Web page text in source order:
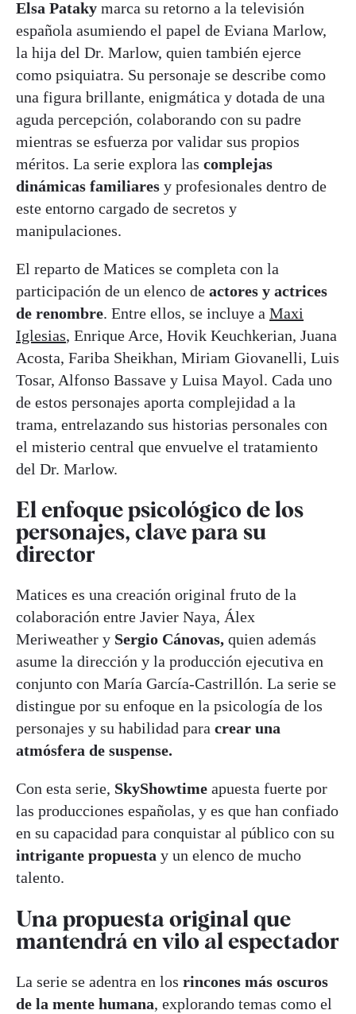
Elsa Pataky marca su retorno a la televisión
española asumiendo el papel de Eviana Marlow,
la hija del Dr. Marlow, quien también ejerce
como psiquiatra. Su personaje se describe como
una figura brillante, enigmática y dotada de una
aguda percepción, colaborando con su padre
mientras se esfuerza por validar sus propios
méritos. La serie explora las complejas
dinámicas familiares y profesionales dentro de
este entorno cargado de secretos y
manipulaciones.
El reparto de Matices se completa con la
participación de un elenco de actores y actrices
de renombre. Entre ellos, se incluye a Maxi
Iglesias, Enrique Arce, Hovik Keuchkerian, Juana
Acosta, Fariba Sheikhan, Miriam Giovanelli, Luis
Tosar, Alfonso Bassave y Luisa Mayol. Cada uno
de estos personajes aporta complejidad a la
trama, entrelazando sus historias personales con
el misterio central que envuelve el tratamiento
del Dr. Marlow.
El enfoque psicológico de los
personajes, clave para su
director
Matices es una creación original fruto de la
colaboración entre Javier Naya, Álex
Meriweather y Sergio Cánovas, quien además
asume la dirección y la producción ejecutiva en
conjunto con María García-Castrillón. La serie se
distingue por su enfoque en la psicología de los
personajes y su habilidad para crear una
atmósfera de suspense.
Con esta serie, SkyShowtime apuesta fuerte por
las producciones españolas, y es que han confiado
en su capacidad para conquistar al público con su
intrigante propuesta y un elenco de mucho
talento.
Una propuesta original que
mantendrá en vilo al espectador
La serie se adentra en los rincones más oscuros
de la mente humana, explorando temas como el